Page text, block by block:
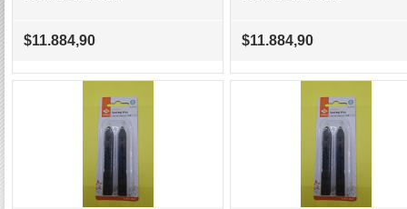
$11.884,90 $11.884,90